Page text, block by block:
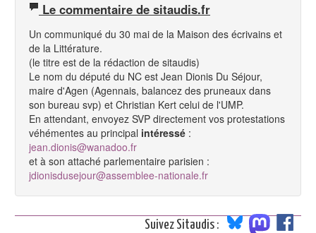
Le commentaire de sitaudis.fr
Un communiqué du 30 mai de la Maison des écrivains et
de la Littérature.
(le titre est de la rédaction de sitaudis)
Le nom du député du NC est Jean Dionis Du Séjour,
maire d'Agen (Agennais, balancez des pruneaux dans
son bureau svp) et Christian Kert celui de l'UMP.
En attendant, envoyez SVP directement vos protestations
véhémentes au principal intéressé :
jean.dionis@wanadoo.fr
et à son attaché parlementaire parisien :
jdionisdusejour@assemblee-nationale.fr
Suivez Sitaudis :